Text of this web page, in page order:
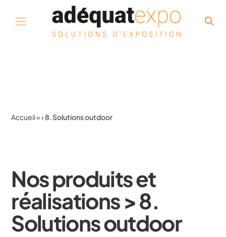
Accueil» 8. Solutions outdoor
Nos produits et
réalisations > 8.
Solutions outdoor